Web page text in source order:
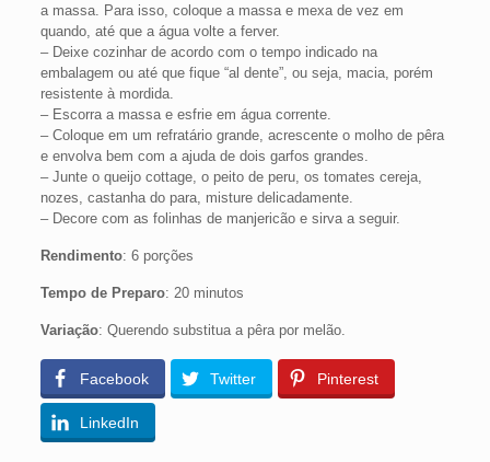
a massa. Para isso, coloque a massa e mexa de vez em
quando, até que a água volte a ferver.
– Deixe cozinhar de acordo com o tempo indicado na
embalagem ou até que fique “al dente”, ou seja, macia, porém
resistente à mordida.
– Escorra a massa e esfrie em água corrente.
– Coloque em um refratário grande, acrescente o molho de pêra
e envolva bem com a ajuda de dois garfos grandes.
– Junte o queijo cottage, o peito de peru, os tomates cereja,
nozes, castanha do para, misture delicadamente.
– Decore com as folinhas de manjericão e sirva a seguir.
Rendimento: 6 porções
Tempo de Preparo: 20 minutos
Variação: Querendo substitua a pêra por melão.
Facebook Twitter Pinterest
LinkedIn